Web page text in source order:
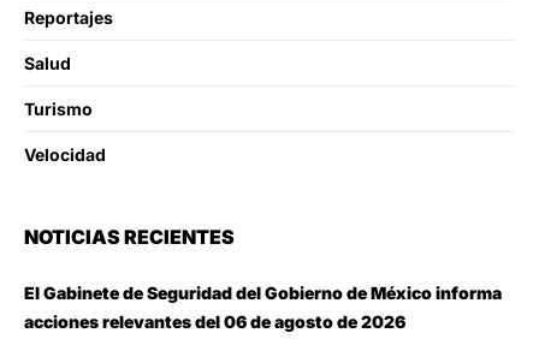
Reportajes
Salud
Turismo
Velocidad
NOTICIAS RECIENTES
El Gabinete de Seguridad del Gobierno de México informa
acciones relevantes del 06 de agosto de 2026